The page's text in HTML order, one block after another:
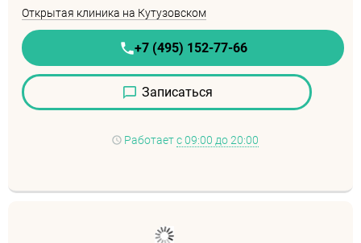
Открытая клиника на Кутузовском
+7 (495) 152-77-66
Записаться
Работает с 09:00 до 20:00